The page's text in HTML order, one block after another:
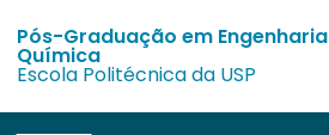
Pós-Graduação em Engenharia
Química
Escola Politécnica da USP